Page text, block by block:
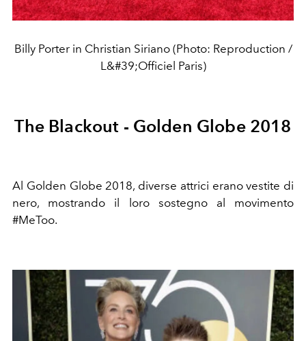
Billy Porter in Christian Siriano (Photo: Reproduction /
L&#39;Officiel Paris)
The Blackout - Golden Globe 2018
Al Golden Globe 2018, diverse attrici erano vestite di
nero, mostrando il loro sostegno al movimento
#MeToo.